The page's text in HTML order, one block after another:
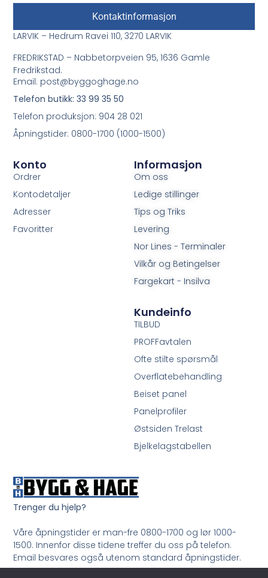
Trenger du hjelp?
Våre åpningstider er man-fre 0800-1700 og lør 1000-
1500. Innenfor disse tidene treffer du oss på telefon.
Email besvares også utenom standard åpningstider.
Informasjon
Om oss
Ledige stillinger
Tips og Triks
Levering
Nor Lines - Terminaler
Vilkår og Betingelser
Fargekart - Insilva
Konto
Ordrer
Kontodetaljer
Adresser
Favoritter
Kundeinfo
TILBUD
PROFFavtalen
Ofte stilte spørsmål
Overflatebehandling
Beiset panel
Panelprofiler
Østsiden Trelast
Bjelkelagstabellen
Kontaktinformasjon
LARVIK – Hedrum Ravei 110, 3270 LARVIK
FREDRIKSTAD – Nabbetorpveien 95, 1636 Gamle
Fredrikstad.
Email: post@byggoghage.no
Telefon butikk: 33 99 35 50
Telefon produksjon: 904 28 021
Åpningstider: 0800-1700 (1000-1500)